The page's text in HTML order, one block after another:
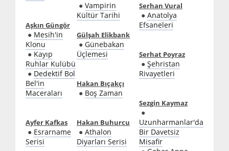
Aşkın Güngör
● Mesih'in
Klonu
● Kayıp
Ruhlar Kulübü
● Dedektif Bol
Bel'in
Maceraları
Ayfer Kafkas
● Esrarname
Serisi
● Vampirin
Kültür Tarihi
Gülşah Elikbank
● Günebakan
Üçlemesi
Hakan Bıçakçı
● Boş Zaman
Hakan Buhurcu
● Athalon
Diyarları Serisi
Serhan Vural
● Anatolya
Efsaneleri
Serhat Poyraz
● Şehristan
Rivayetleri
Sezgin Kaymaz
●
Uzunharmanlar'da
Bir Davetsiz
Misafir